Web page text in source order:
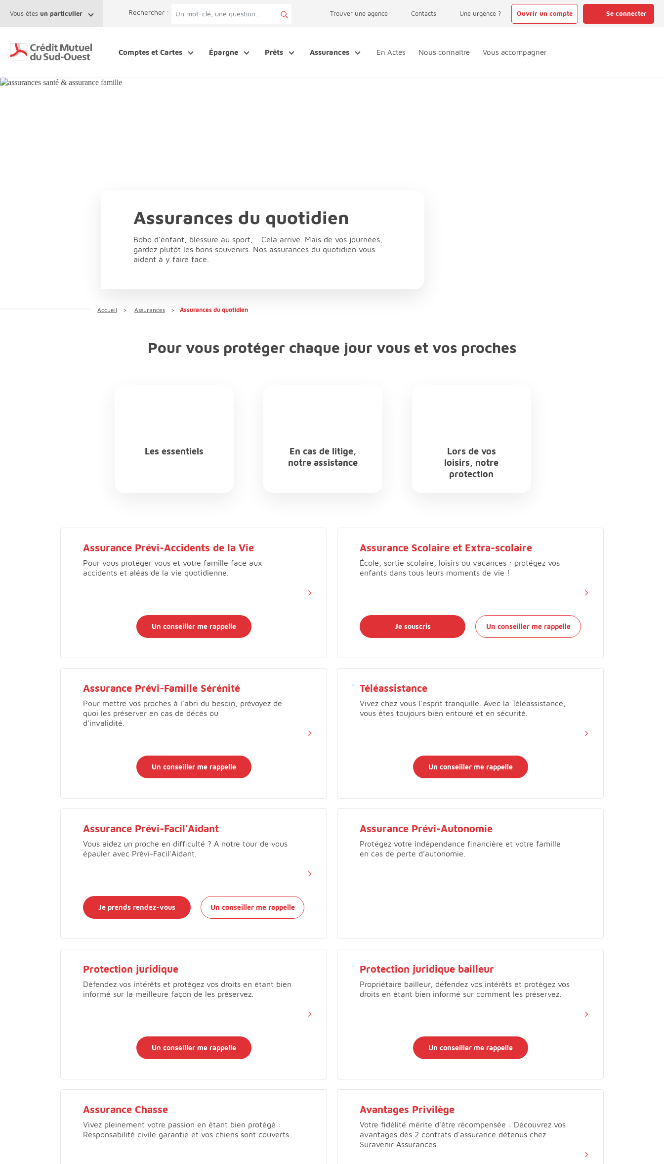
Vous êtes un particulier Rechercher : Trouver une agence Contacts Une urgence ? Ouvrir un compte Se connecter
Comptes et Cartes Épargne Prêts Assurances En Actes Nous connaître Vous accompagner
Assurances du quotidien
Bobo d'enfant, blessure au sport,… Cela arrive. Mais de vos journées,
gardez plutôt les bons souvenirs. Nos assurances du quotidien vous
aident à y faire face.
Accueil Assurances Assurances du quotidien
Pour vous protéger chaque jour vous et vos proches
Les essentiels
En cas de litige,
notre assistance
Lors de vos
loisirs, notre
protection
Assurance Prévi-Accidents de la Vie
Pour vous protéger vous et votre famille face aux
accidents et aléas de la vie quotidienne.
Un conseiller me rappelle
Assurance Scolaire et Extra-scolaire
École, sortie scolaire, loisirs ou vacances : protégez vos
enfants dans tous leurs moments de vie !
Je souscris Un conseiller me rappelle
Assurance Prévi-Famille Sérénité
Pour mettre vos proches à l'abri du besoin, prévoyez de
quoi les préserver en cas de décès ou
d'invalidité.
Un conseiller me rappelle
Téléassistance
Vivez chez vous l'esprit tranquille. Avec la Téléassistance,
vous êtes toujours bien entouré et en sécurité.
Un conseiller me rappelle
Assurance Prévi-Facil'Aidant
Vous aidez un proche en difficulté ? A notre tour de vous
épauler avec Prévi-Facil'Aidant.
Je prends rendez-vous Un conseiller me rappelle
Assurance Prévi-Autonomie
Protégez votre indépendance financière et votre famille
en cas de perte d’autonomie.
Protection juridique
Défendez vos intérêts et protégez vos droits en étant bien
informé sur la meilleure façon de les préservez.
Un conseiller me rappelle
Protection juridique bailleur
Propriétaire bailleur, défendez vos intérêts et protégez vos
droits en étant bien informé sur comment les préservez.
Un conseiller me rappelle
Assurance Chasse
Vivez pleinement votre passion en étant bien protégé :
Responsabilité civile garantie et vos chiens sont couverts.
Avantages Privilège
Votre fidélité mérite d'être récompensée : Découvrez vos
avantages dès 2 contrats d'assurance détenus chez
Suravenir Assurances.